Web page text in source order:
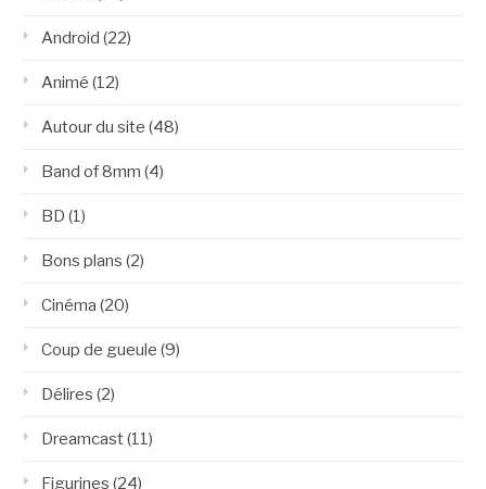
Android (22)
Animé (12)
Autour du site (48)
Band of 8mm (4)
BD (1)
Bons plans (2)
Cinéma (20)
Coup de gueule (9)
Délires (2)
Dreamcast(11)
Figurines (24)